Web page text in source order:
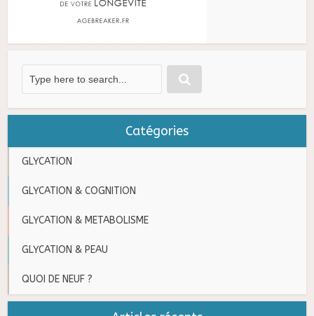
Catégories
GLYCATION
GLYCATION & COGNITION
GLYCATION & METABOLISME
GLYCATION & PEAU
QUOI DE NEUF ?